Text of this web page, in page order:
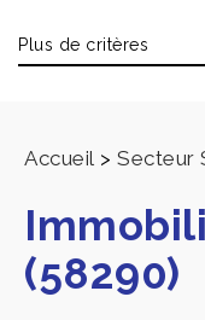
Accueil > Secteur
(58290)